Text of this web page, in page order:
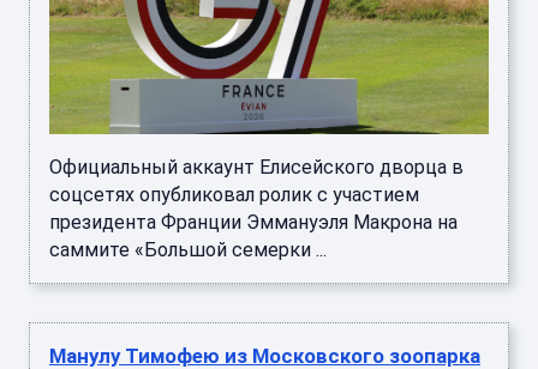
Официальный аккаунт Елисейского дворца в
соцсетях опубликовал ролик с участием
президента Франции Эммануэля Макрона на
саммите «Большой семерки ...
Манулу Тимофею из Московского зоопарка